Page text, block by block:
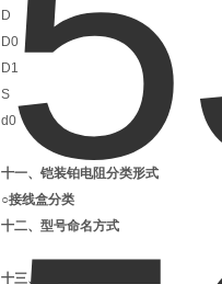
D
D0
D1
S
d0
十一、铠装铂电阻分类形式
○接线盒分类
十二、型号命名方式
十三、选型须知